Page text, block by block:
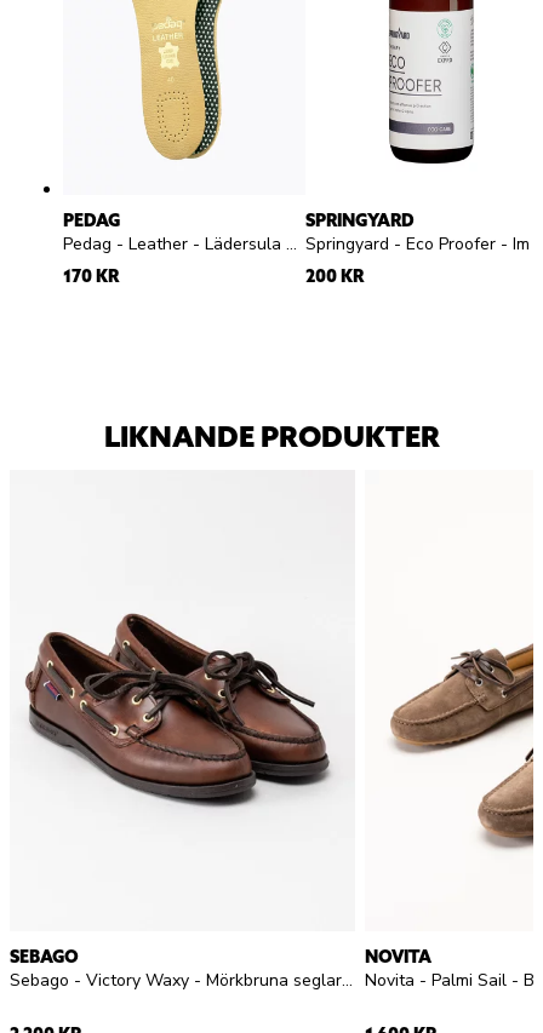
PEDAG
Pedag - Leather - Lädersula med aktivt kol
170 KR
SPRINGYARD
200 KR
LIKNANDE PRODUKTER
SEBAGO
Sebago - Victory Waxy - Mörkbruna seglarskor i skinn
NOVITA
Novita - Palmi Sail -